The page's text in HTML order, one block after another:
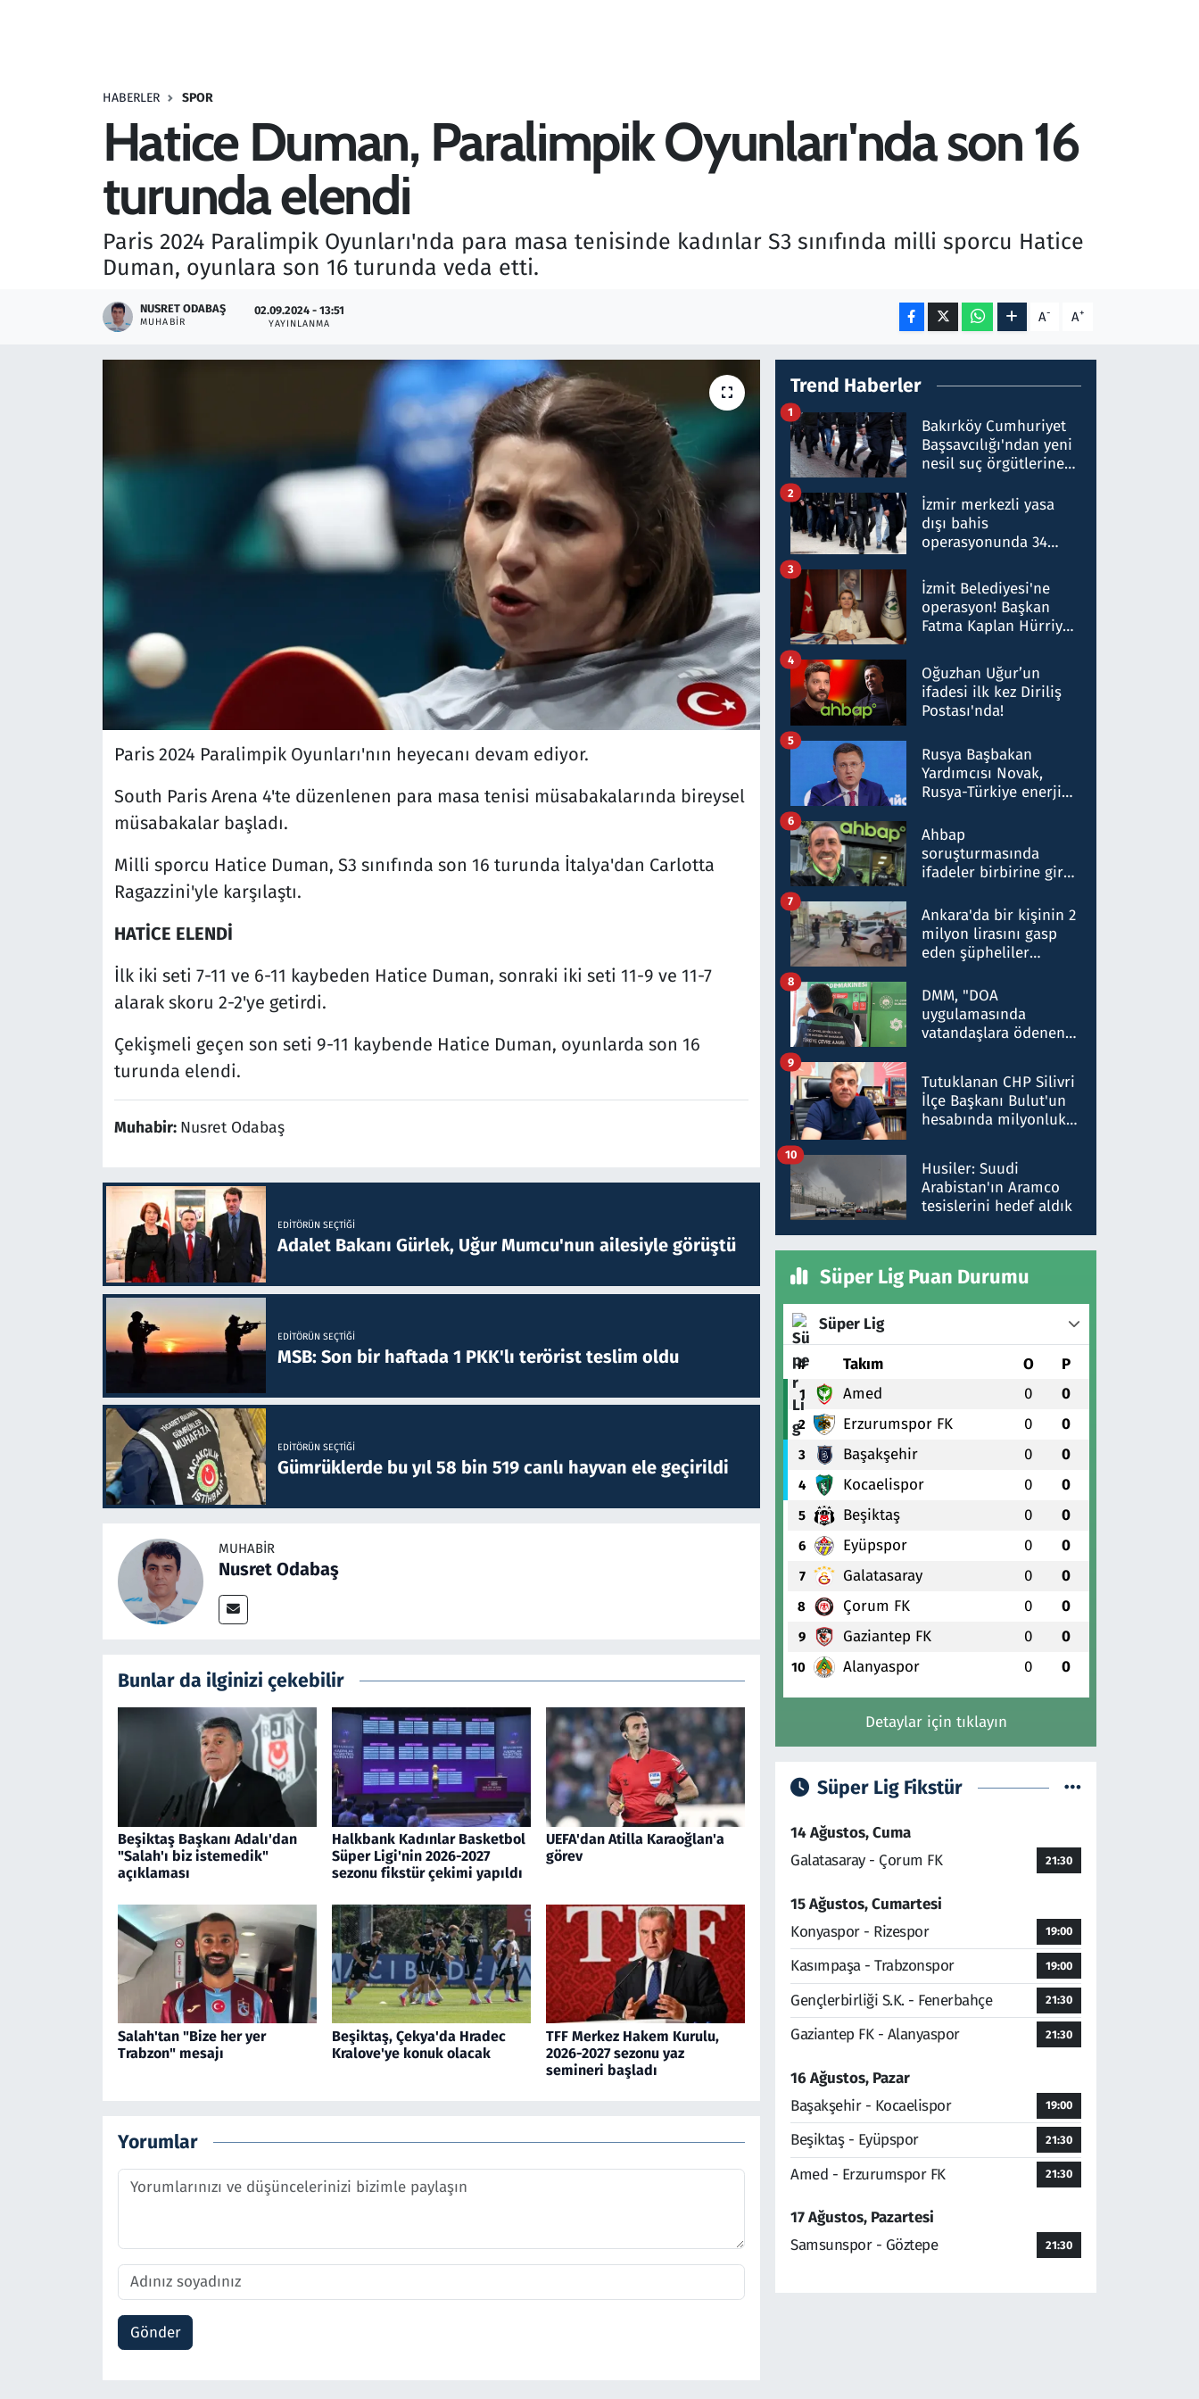
HABERLER SPOR
Hatice Duman, Paralimpik Oyunları'nda son 16
turunda elendi
Paris 2024 Paralimpik Oyunları'nda para masa tenisinde kadınlar S3 sınıfında milli sporcu Hatice
Duman, oyunlara son 16 turunda veda etti.
NUSRET ODABAŞ
MUHABIR
02.09.2024 - 13:51
YAYINLANMA A- A+
Paris 2024 Paralimpik Oyunları'nın heyecanı devam ediyor.
South Paris Arena 4'te düzenlenen para masa tenisi müsabakalarında bireysel
müsabakalar başladı.
Milli sporcu Hatice Duman, S3 sınıfında son 16 turunda İtalya'dan Carlotta
Ragazzini'yle karşılaştı.
HATİCE ELENDİ
İlk iki seti 7-11 ve 6-11 kaybeden Hatice Duman, sonraki iki seti 11-9 ve 11-7
alarak skoru 2-2'ye getirdi.
Çekişmeli geçen son seti 9-11 kaybende Hatice Duman, oyunlarda son 16
turunda elendi.
Muhabir: Nusret Odabaş
EDITÖRÜN SEÇTIĞI
Adalet Bakanı Gürlek, Uğur Mumcu'nun ailesiyle görüştü
EDITÖRÜN SEÇTIĞI
MSB: Son bir haftada 1 PKK'lı terörist teslim oldu
EDITÖRÜN SEÇTIĞI
Gümrüklerde bu yıl 58 bin 519 canlı hayvan ele geçirildi
MUHABIR
Nusret Odabaş
Bunlar da ilginizi çekebilir
Beşiktaş Başkanı Adalı'dan
"Salah'ı biz istemedik"
açıklaması
Halkbank Kadınlar Basketbol
Süper Ligi'nin 2026-2027
sezonu fikstür çekimi yapıldı
UEFA'dan Atilla Karaoğlan'a
görev
Salah'tan "Bize her yer
Trabzon" mesajı
Beşiktaş, Çekya'da Hradec
Kralove'ye konuk olacak
TFF Merkez Hakem Kurulu,
2026-2027 sezonu yaz
semineri başladı
Yorumlar
Gönder
Trend Haberler
Bakırköy Cumhuriyet
Başsavcılığı'ndan yeni
nesil suç örgütlerine
hakkında gözaltı kararı
1
İzmir merkezli yasa
dışı bahis
operasyonunda 34
Milyar liralık para
trafiği tespit edildi
2
İzmit Belediyesi'ne
operasyon! Başkan
Fatma Kaplan Hürriyet
3
Oğuzhan Uğur’un
ifadesi ilk kez Diriliş
Postası'nda!
4
Rusya Başbakan
Yardımcısı Novak,
Rusya-Türkiye enerji
nitelikte olduğunu
belirtti
5
Ahbap
soruşturmasında
ifadeler birbirine girdi:
ifadelerinden ortaya
çıkan tablo şok etti
6
Ankara'da bir kişinin 2
milyon lirasını gasp
eden şüpheliler
7
DMM, "DOA
uygulamasında
vatandaşlara ödenen
düşürüldüğü" iddiasını
yalanladı
8
Tutuklanan CHP Silivri
İlçe Başkanı Bulut'un
hesabında milyonluk
talimat verdi, ben
gönderdim
9
Husiler: Suudi
Arabistan'ın Aramco
tesislerini hedef aldık
10
Süper Lig Puan Durumu
Süper Lig
# Takım O P
1 Amed 0 0
2 Erzurumspor FK 0 0
3 Başakşehir 0 0
4 Kocaelispor 0 0
5 Beşiktaş 0 0
6 Eyüpspor 0 0
7 Galatasaray 0 0
8 Çorum FK 0 0
9 Gaziantep FK 0 0
10 Alanyaspor 0 0
Detaylar için tıklayın
Süper Lig Fikstür
14 Ağustos, Cuma
Galatasaray - Çorum FK
21:30
15 Ağustos, Cumartesi
Konyaspor - Rizespor
19:00
Kasımpaşa - Trabzonspor 19:00
Gençlerbirliği S.K. - Fenerbahçe 21:30
Gaziantep FK - Alanyaspor 21:30
16 Ağustos, Pazar
Başakşehir - Kocaelispor
19:00
Beşiktaş - Eyüpspor 21:30
Amed - Erzurumspor FK 21:30
17 Ağustos, Pazartesi
Samsunspor - Göztepe
21:30
Savunma Sanayi
Teknoloji ve Bilim
Televizyon